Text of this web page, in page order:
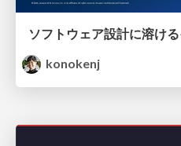
konokenj